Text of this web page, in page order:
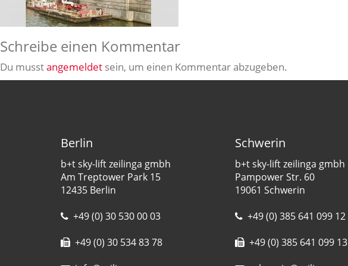
Schreibe einen Kommentar
Du musstangemeldet sein, um einen Kommentar abzugeben.
Berlin
b+t sky-lift zeilinga gmbh
Am Treptower Park 15
12435 Berlin
+49 (0) 30 530 00 03
+49 (0) 30 534 83 78
Schwerin
b+t sky-lift zeilinga gmbh
Pampower Str. 60
19061 Schwerin
+49 (0) 385 641 099 12
+49 (0) 385 641 099 13